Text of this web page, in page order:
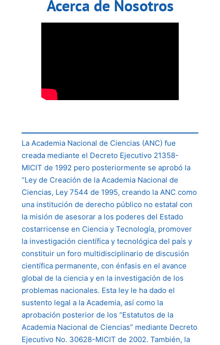
Acerca de Nosotros
La Academia Nacional de Ciencias (ANC) fue
creada mediante el Decreto Ejecutivo 21358-
MICIT de 1992 pero posteriormente se aprobó la
“Ley de Creación de la Academia Nacional de
Ciencias, Ley 7544 de 1995, creando la ANC como
una institución de derecho público no estatal con
la misión de asesorar a los poderes del Estado
costarricense en Ciencia y Tecnología, promover
la investigación científica y tecnológica del país y
constituir un foro multidisciplinario de discusión
científica permanente, con énfasis en el avance
global de la ciencia y en la investigación de los
problemas nacionales. Esta ley le ha dado el
sustento legal a la Academia, así como la
aprobación posterior de los “Estatutos de la
Academia Nacional de Ciencias” mediante Decreto
Ejecutivo No. 30628-MICIT de 2002. También, la